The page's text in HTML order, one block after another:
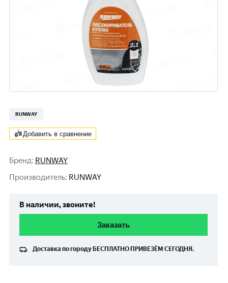
RUNWAY
Добавить в сравнение
Бренд: RUNWAY
Производитель: RUNWAY
В наличии, звоните!
Заказать
Доставка по городу БЕСПЛАТНО ПРИВЕЗЁМ СЕГОДНЯ.